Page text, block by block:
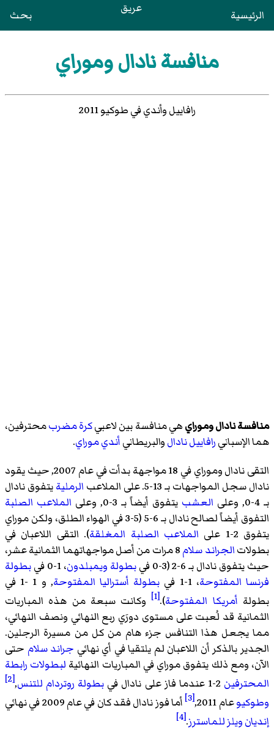
الرئيسية عريق بحث
منافسة نادال وموراي
رافاييل وأندي في طوكيو 2011
منافسة نادال ومورايهي منافسة بين لاعبيكرة مضربمحترفين،
هما الإسبانيرافاييل نادالوالبريطانيأندي موراي.
التقى نادال وموراي في 18 مواجهة بدأت في عام 2007, حيث يقود
نادال سجل المواجهات بـ 13-5. على الملاعب
الرمليةيتفوق نادال
بـ 4-0, وعلى
العشب يتفوق أيضاً بـ 3-0, وعلى
الملاعب الصلبة
التفوق أيضاً لصالح نادال بـ 6-5 (5-3 في الهواء الطلق، ولكن موراي
يتفوق 2-1 على
الملاعب الصلبة المغلقة). التقى اللاعبان في
بطولاتالجراند سلام
8 مرات من أصل مواجهاتهما الثمانية عشر،
حيث يتفوق نادال بـ 6-2 (3-0 في
بطولة ويمبلدون، 1-0 في
بطولة
فرنسا المفتوحة، 1-1 في بطولة أستراليا المفتوحة
, و 1 -1 في
بطولة أمريكا المفتوحة).
[1]
وكانت سبعة من هذه المباريات
الثمانية قد لُعبت على مستوى دورَي ربع النهائي ونصف النهائي،
مما يجعل هذا التنافس جزء هام من كل من مسيرة الرجلين.
الجدير بالذكر أن اللاعبان لم يلتقيا في أي نهائي جراند سلام حتى
الآن، ومع ذلك يتفوق موراي في المباريات النهائية لبطولات رابطة
المحترفين
بطولة روتردام للتنس,
[2]
وطوكيوعام 2011, [3]
أما فوز نادال فقد كان في عام 2009 في نهائي
إنديان ويلز للماسترز.
[4]